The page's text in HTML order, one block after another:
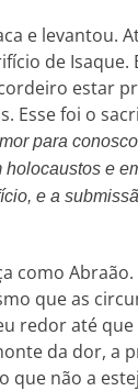
e levantou.
de
estar
foi o
para
holocaustos e
e a
como
que as
redor até
da dor, a
que não a